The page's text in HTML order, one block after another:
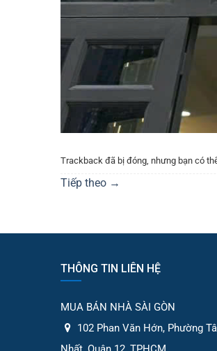
Trackback đã bị đóng, nhưng bạn có
Tiếp theo →
THÔNG TIN LIÊN HỆ
MUA BÁN NHÀ SÀI GÒN
102 Phan Văn Hớn, Phường